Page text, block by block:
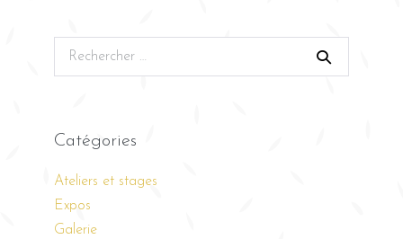
Catégories
Ateliers et stages
Expos
Galerie